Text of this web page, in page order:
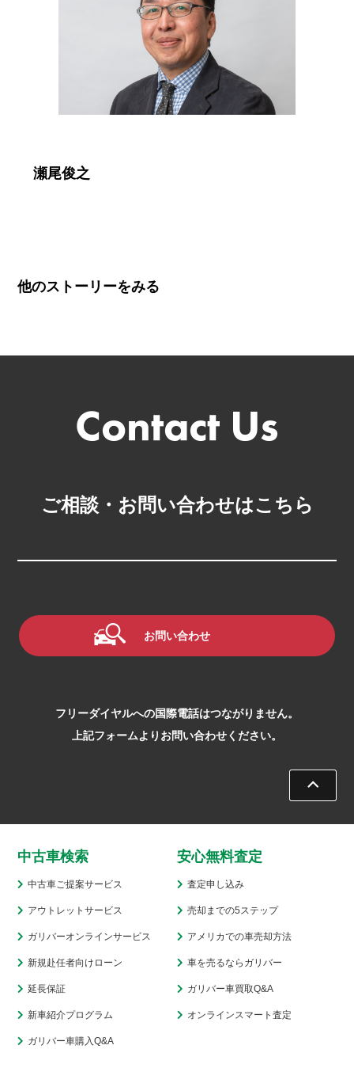
瀬尾俊之
他のストーリーをみる
ご相談・お問い合わせはこちら
お問い合わせ
フリーダイヤルへの国際電話はつながりません。
上記フォームよりお問い合わせください。
中古車検索
中古車ご提案サービス
アウトレットサービス
ガリバーオンラインサービス
新規赴任者向けローン
延長保証
新車紹介プログラム
ガリバー車購入Q&A
安心無料査定
査定申し込み
売却までの5ステップ
アメリカでの車売却方法
車を売るならガリバー
ガリバー車買取Q&A
オンラインスマート査定